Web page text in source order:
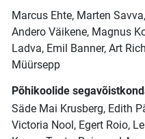
Marcus Ehte, Marten
Andero Väikene, Magnus
Ladva, Emil Banner, Art
Müürsepp
Põhikoolide
Säde Mai Krusberg, Edith
Victoria Nool, Egert Roio,